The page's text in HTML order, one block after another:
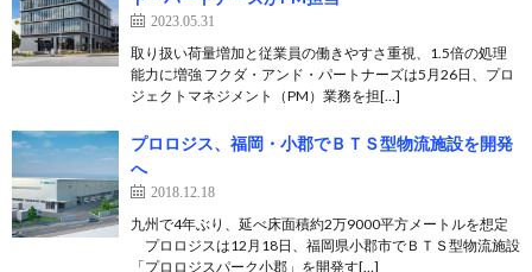
2023.05.31
取り扱い荷量増加と従業員の働きやすさ重視、1.5倍の処理
能力に増強 フクダ・アンド・パートナーズは5月26日、プロ
ジェクトマネジメント（PM）業務を担[…]
プロロジス、福岡・小郡でＢＴＳ型物流施設を開発
へ
2018.12.18
九州で4年ぶり、延べ床面積約2万9000平方メートルを想定
プロロジスは12月18日、福岡県小郡市でＢＴＳ型物流施設
「プロロジスパーク小郡」を開発す[…]